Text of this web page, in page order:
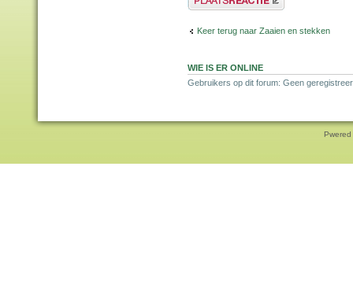
Keer terug naar Zaaien en stekken
WIE IS ER ONLINE
Gebruikers op dit forum: Geen